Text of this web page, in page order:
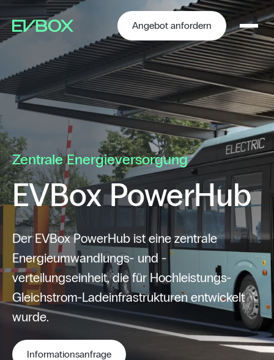
springen
Angebot anfordern
Zentrale Energieversorgung
EVBox PowerHub
Der EVBox PowerHub ist eine zentrale
Energieumwandlungs- und -
verteilungseinheit, die für Hochleistungs-
Gleichstrom-Ladeinfrastrukturen entwickelt
wurde.
Informationsanfrage